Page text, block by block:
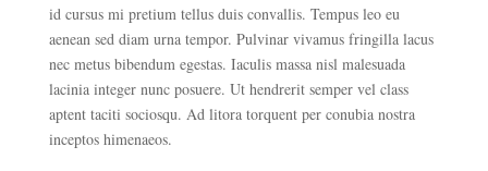
id cursus mi pretium tellus duis convallis. Tempus leo eu
aenean sed diam urna tempor. Pulvinar vivamus fringilla lacus
nec metus bibendum egestas. Iaculis massa nisl malesuada
lacinia integer nunc posuere. Ut hendrerit semper vel class
aptent taciti sociosqu. Ad litora torquent per conubia nostra
inceptos himenaeos.